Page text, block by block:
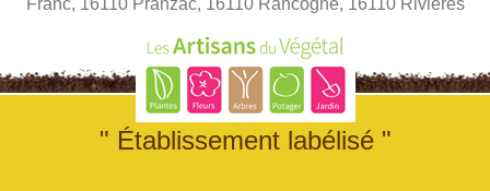
" Établissement labélisé "